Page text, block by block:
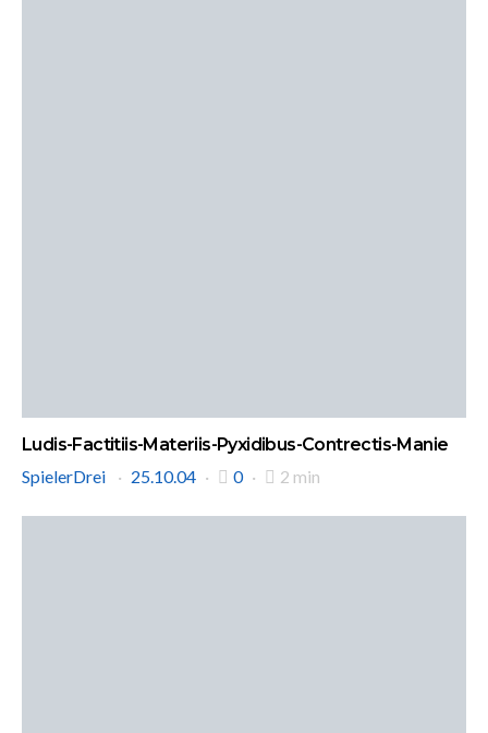
Ludis-Factitiis-Materiis-Pyxidibus-Contrectis-Manie
SpielerDrei
25.10.04 0 2 min